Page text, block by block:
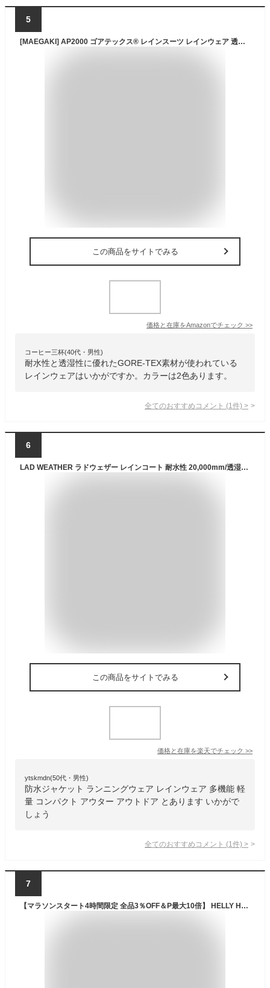
5
[MAEGAKI] AP2000 ゴアテックス® レインスーツ レインウェア 透湿 撥水 作業用 ワーク 収納袋付属 (L, オレンジ)
この商品をサイトでみる
価格と在庫をAmazonでチェック >>
コーヒー三杯(40代・男性)
耐水性と透湿性に優れたGORE-TEX素材が使われている
レインウェアはいかがですか。カラーは2色あります。
全てのおすすめコメント (1 件) >
6
LAD WEATHER ラドウェザー レインコート 耐水性 20,000mm/透湿性32,000g/m2 上下セット レインウェア/レインスーツ 雨具/カッパ 止水ファスナー/シームテープ 反射ロゴ メンズ レディース 通勤/通学/自転車/アウトドア ユニセックス 送料無料
この商品をサイトでみる
価格と在庫を楽天でチェック >>
ytskmdn(50代・男性)
防水ジャケット ランニングウェア レインウェア 多機能 軽
量 コンパクト アウター アウトドア とあります いかがで
しょう
全てのおすすめコメント (1 件) >
7
【マラソンスタート4時間限定 全品3％OFF＆P最大10倍】 HELLY HANSEN ヘリーハンセン アウトドア ヘリーレインスーツ Helly Rain Suit メンズ レディース 雨具 レインコート かっぱ 撥水 防水 抗菌防臭 上下セット HOE12311 KO